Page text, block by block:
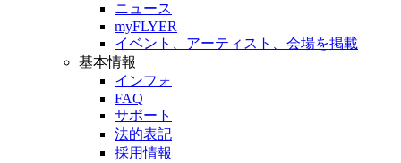
ニュース
myFLYER
イベント、アーティスト、会場を掲載
基本情報
インフォ
FAQ
サポート
法的表記
採用情報